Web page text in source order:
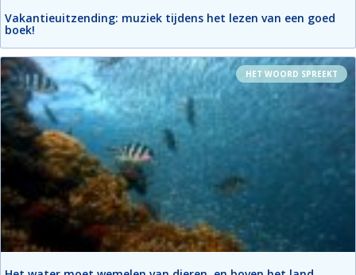
Vakantieuitzending: muziek tijdens het lezen van een goed
boek!
HET WOORD SPREEKT